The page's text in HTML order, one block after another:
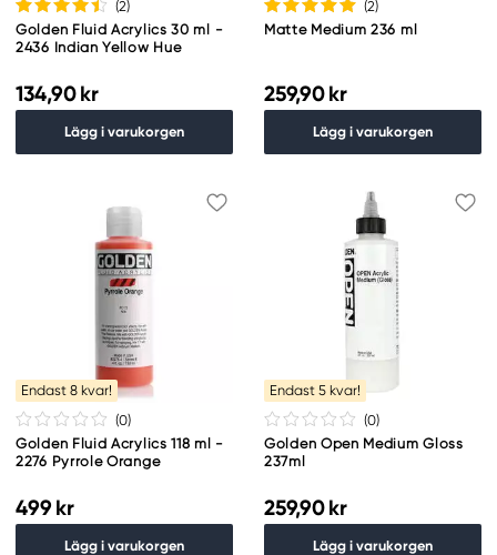
(2)
Golden Fluid Acrylics 30 ml -
2436 Indian Yellow Hue
134,90 kr
Lägg i varukorgen
(2)
Matte Medium 236 ml
259,90 kr
Lägg i varukorgen
Endast 8 kvar!
(0)
Golden Fluid Acrylics 118 ml -
2276 Pyrrole Orange
499 kr
Lägg i varukorgen
Endast 5 kvar!
(0)
Golden Open Medium Gloss
237ml
259,90 kr
Lägg i varukorgen